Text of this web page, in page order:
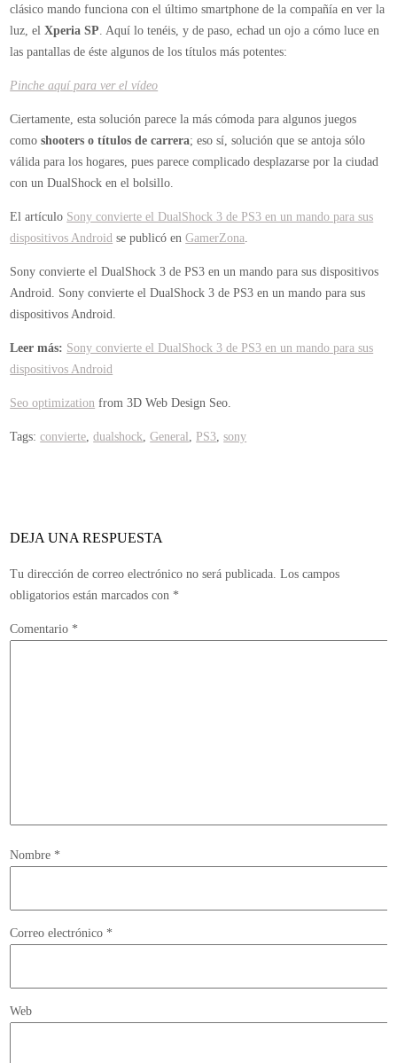
clásico mando funciona con el último smartphone de la compañía en ver la
luz, elXperia SP. Aquí lo tenéis, y de paso, echad un ojo a cómo luce en
las pantallas de éste algunos de los títulos más potentes:
Pinche aquí para ver el vídeo
Ciertamente, esta solución parece la más cómoda para algunos juegos
comoshooters o títulos de carrera; eso sí, solución que se antoja sólo
válida para los hogares, pues parece complicado desplazarse por la ciudad
con un DualShock en el bolsillo.
El artículo Sony convierte el DualShock 3 de PS3 en un mando para sus
dispositivos Android se publicó enGamerZona.
Sony convierte el DualShock 3 de PS3 en un mando para sus dispositivos
Android. Sony convierte el DualShock 3 de PS3 en un mando para sus
dispositivos Android.
Leer más: Sony convierte el DualShock 3 de PS3 en un mando para sus
dispositivos Android
Seo optimization from 3D Web Design Seo.
Tags:convierte,dualshock,General , PS3,sony
DEJA UNA RESPUESTA
Tu dirección de correo electrónico no será publicada. Los campos
obligatorios están marcados con *
Comentario *
Nombre *
Correo electrónico *
Web